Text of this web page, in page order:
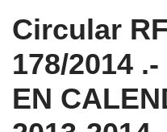
Circular
178/2014
EN